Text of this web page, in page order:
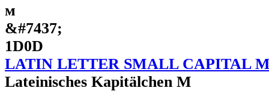
ᴍ
&#7437;
1D0D
LATIN LETTER SMALL CAPITAL
Lateinisches Kapitälchen M